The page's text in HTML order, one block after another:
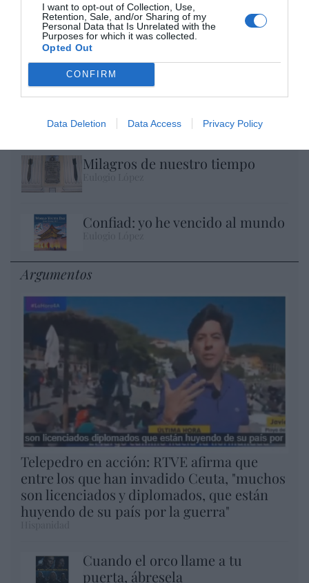
I want to opt-out of Collection, Use,
Retention, Sale, and/or Sharing of my
Personal Data that Is Unrelated with the
Purposes for which it was collected.
Opted Out
CONFIRM
Data Deletion Data Access Privacy Policy
No perdamos el norte: la emigración es
Eulogio López
Milagros de nuestro tiempo
Confiad: yo he vencido al mundo
Argumentos
Telepedro en acción: RTVE afirma que
entre los que han invadido Ceuta, "muchos
son licenciados y diplomados, que están
huyendo de su país por la guerra"
Cuando el orco llame a tu
puerta, ábresela